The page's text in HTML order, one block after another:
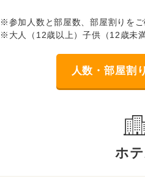
※参加人数と部屋数、部屋割りを
※大人（12歳以上）子供（12歳未
人数・部屋割
ホ